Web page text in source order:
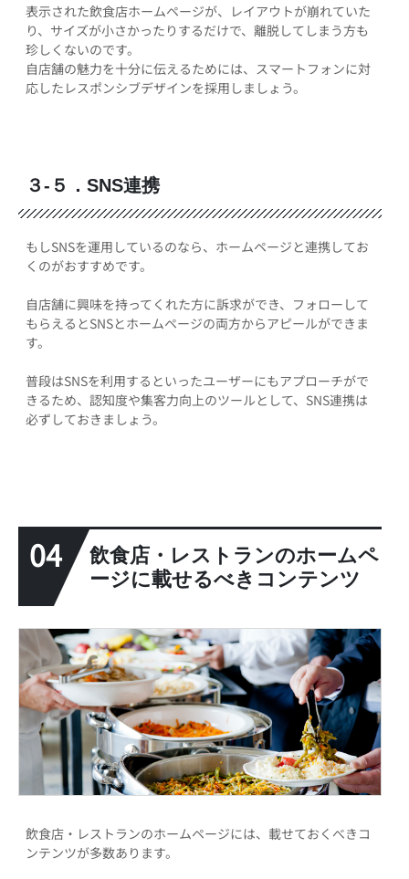
表示された飲食店ホームページが、レイアウトが崩れていた
り、サイズが小さかったりするだけで、離脱してしまう方も
珍しくないのです。
自店舗の魅力を十分に伝えるためには、スマートフォンに対
応したレスポンシブデザインを採用しましょう。
３-５．SNS連携
もしSNSを運用しているのなら、ホームページと連携してお
くのがおすすめです。
自店舗に興味を持ってくれた方に訴求ができ、フォローして
もらえるとSNSとホームページの両方からアピールができま
す。
普段はSNSを利用するといったユーザーにもアプローチがで
きるため、認知度や集客力向上のツールとして、SNS連携は
必ずしておきましょう。
04
飲食店・レストランのホームペ
ージに載せるべきコンテンツ
飲食店・レストランのホームページには、載せておくべきコ
ンテンツが多数あります。